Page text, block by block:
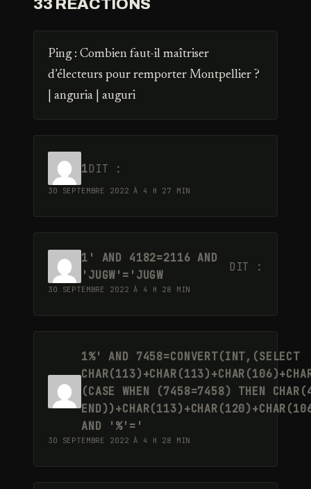
33 RÉACTIONS
Ping : Combien faut-il maîtriser
d’électeurs pour remporter Montpellier ?
| anguria | auguri
1DIT :
30 SEPTEMBRE 2022 À 4 H 27 MIN
1' AND 4182=2116 AND
'JUGW'='JUGW
DIT :
30 SEPTEMBRE 2022 À 4 H 28 MIN
1%' AND 7458=CONVERT(INT,(SELECT
(CASE WHEN (7458=7458) THEN
AND '%'='
30 SEPTEMBRE 2022 À 4 H 28 MIN